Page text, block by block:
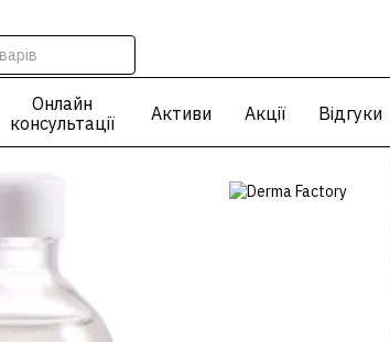
Онлайн
консультації
Активи Акції Відгуки